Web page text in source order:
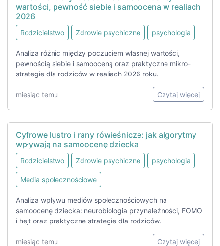
wartości, pewność siebie i samoocena w realiach
2026
Rodzicielstwo Zdrowie psychiczne psychologia
Analiza różnic między poczuciem własnej wartości,
pewnością siebie i samooceną oraz praktyczne mikro-
strategie dla rodziców w realiach 2026 roku.
miesiąc temu Czytaj więcej
Cyfrowe lustro i rany rówieśnicze: jak algorytmy
wpływają na samoocenę dziecka
Rodzicielstwo Zdrowie psychiczne psychologia
Media społecznościowe
Analiza wpływu mediów społecznościowych na
samoocenę dziecka: neurobiologia przynależności, FOMO
i hejt oraz praktyczne strategie dla rodziców.
miesiąc temu Czytaj więcej